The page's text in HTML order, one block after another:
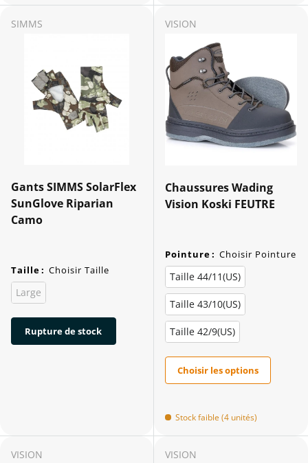
SIMMS
Gants SIMMS SolarFlex
SunGlove Riparian
Camo
Taille: Choisir Taille
Large
Rupture de stock
VISION
Chaussures Wading
Vision Koski FEUTRE
Pointure: Choisir Pointure
Taille 44/11(US)
Taille 43/10(US)
Taille 42/9(US)
Choisir les options
Stock faible (4 unités)
VISION VISION